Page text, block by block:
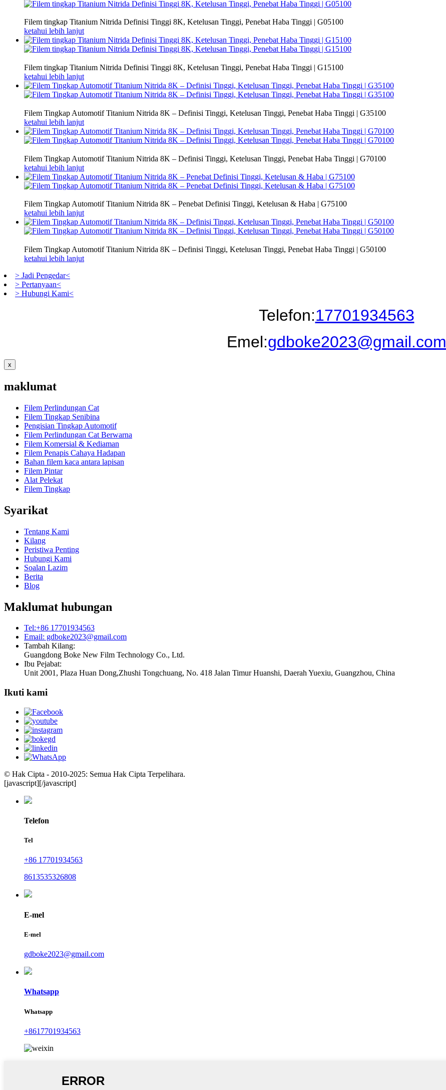
Filem tingkap Titanium Nitrida Definisi Tinggi 8K, Ketelusan Tinggi, Penebat Haba Tinggi | G05100
ketahui lebih lanjut
Filem tingkap Titanium Nitrida Definisi Tinggi 8K, Ketelusan Tinggi, Penebat Haba Tinggi | G15100
ketahui lebih lanjut
Filem Tingkap Automotif Titanium Nitrida 8K – Definisi Tinggi, Ketelusan Tinggi, Penebat Haba Tinggi | G35100
ketahui lebih lanjut
Filem Tingkap Automotif Titanium Nitrida 8K – Definisi Tinggi, Ketelusan Tinggi, Penebat Haba Tinggi | G70100
ketahui lebih lanjut
Filem Tingkap Automotif Titanium Nitrida 8K – Penebat Definisi Tinggi, Ketelusan & Haba | G75100
ketahui lebih lanjut
Filem Tingkap Automotif Titanium Nitrida 8K – Definisi Tinggi, Ketelusan Tinggi, Penebat Haba Tinggi | G50100
ketahui lebih lanjut
> Jadi Pengedar<
> Pertanyaan<
> Hubungi Kami<
Telefon:17701934563
Emel:gdboke2023@gmail.com
x
maklumat
Filem Perlindungan Cat
Filem Tingkap Senibina
Pengisian Tingkap Automotif
Filem Perlindungan Cat Berwarna
Filem Komersial & Kediaman
Filem Penapis Cahaya Hadapan
Bahan filem kaca antara lapisan
Filem Pintar
Alat Pelekat
Filem Tingkap
Syarikat
Tentang Kami
Kilang
Peristiwa Penting
Hubungi Kami
Soalan Lazim
Berita
Blog
Maklumat hubungan
Tel:+86 17701934563
Email: gdboke2023@gmail.com
Tambah Kilang:
Guangdong Boke New Film Technology Co., Ltd.
Ibu Pejabat:
Unit 2001, Plaza Huan Dong,Zhushi Tongchuang, No. 418 Jalan Timur Huanshi, Daerah Yuexiu, Guangzhou, China
Ikuti kami
© Hak Cipta - 2010-2025: Semua Hak Cipta Terpelihara.
[javascript][/javascript]
Telefon
Tel
+86 17701934563
8613535326808
E-mel
E-mel
gdboke2023@gmail.com
Whatsapp
Whatsapp
+8617701934563